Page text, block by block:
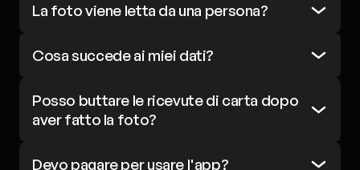
La foto viene letta da una persona?
Cosa succede ai miei dati?
Posso buttare le ricevute di carta dopo
aver fatto la foto?
Devo pagare per usare l'app?